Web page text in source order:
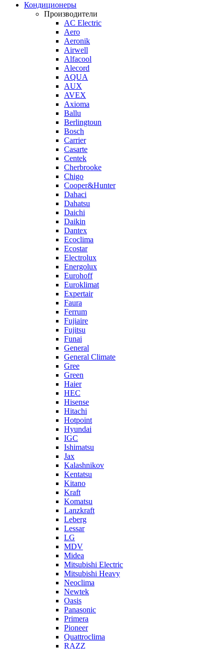
Кондиционеры
Производители
AC Electric
Aero
Aeronik
Airwell
Alfacool
Alecord
AQUA
AUX
AVEX
Axioma
Ballu
Berlingtoun
Bosch
Carrier
Casarte
Centek
Cherbrooke
Chigo
Cooper&Hunter
Dahaci
Dahatsu
Daichi
Daikin
Dantex
Ecoclima
Ecostar
Electrolux
Energolux
Eurohoff
Euroklimat
Expertair
Faura
Ferrum
Fujiaire
Fujitsu
Funai
General
General Climate
Gree
Green
Haier
HEC
Hisense
Hitachi
Hotpoint
Hyundai
IGC
Ishimatsu
Jax
Kalashnikov
Kentatsu
Kitano
Kraft
Komatsu
Lanzkraft
Leberg
Lessar
LG
MDV
Midea
Mitsubishi Electric
Mitsubishi Heavy
Neoclima
Newtek
Oasis
Panasonic
Primera
Pioneer
Quattroclima
RAZZ